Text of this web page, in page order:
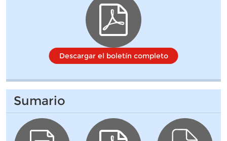
Descargar el boletín completo
Sumario